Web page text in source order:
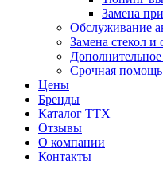
Замена
Обслуживание
Замена стекол и
Срочная помощь
Цены
Бренды
Каталог ТТХ
Отзывы
О компании
Контакты